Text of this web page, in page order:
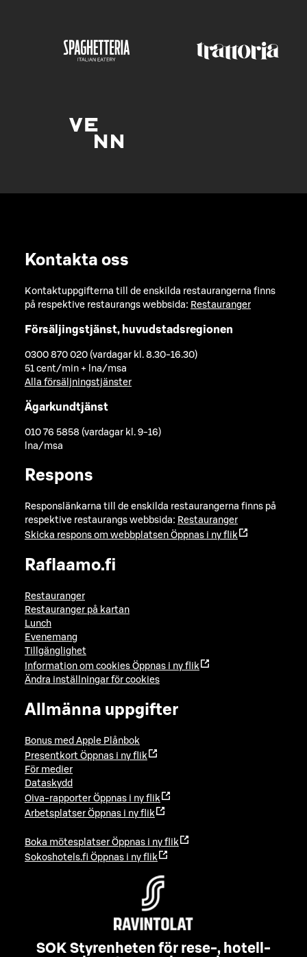
Kontakta oss
Kontaktuppgifterna till de enskilda restaurangerna finns
på respektive restaurangs webbsida: Restauranger
Försäljingstjänst, huvudstadsregionen
0300 870 020 (vardagar kl. 8.30-16.30)
51 cent/min + lna/msa
Alla försäljningstjänster
Ägarkundtjänst
010 76 5858 (vardagar kl. 9-16)
lna/msa
Respons
Responslänkarna till de enskilda restaurangerna finns på
respektive restaurangs webbsida: Restauranger
Skicka respons om webbplatsen Öppnas i ny flik
Raflaamo.fi
Restauranger
Restauranger på kartan
Lunch
Evenemang
Tillgänglighet
Information om cookies Öppnas i ny flik
Ändra inställningar för cookies
Allmänna uppgifter
Bonus med Apple Plånbok
Presentkort Öppnas i ny flik
För medier
Dataskydd
Oiva-rapporter Öppnas i ny flik
Arbetsplatser Öppnas i ny flik
Boka mötesplatser Öppnas i ny flik
Sokoshotels.fi Öppnas i ny flik
SOK Styrenheten för rese-, hotell-